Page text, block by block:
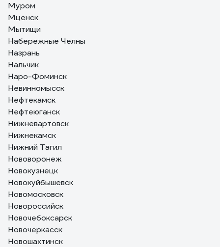
Муром
Мценск
Мытищи
Набережные Челны
Назрань
Нальчик
Наро-Фоминск
Невинномысск
Нефтекамск
Нефтеюганск
Нижневартовск
Нижнекамск
Нижний Тагил
Нововоронеж
Новокузнецк
Новокуйбышевск
Новомосковск
Новороссийск
Новочебоксарск
Новочеркасск
Новошахтинск